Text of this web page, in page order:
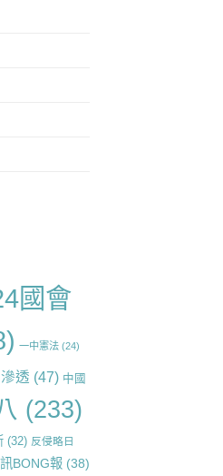
國會
一中憲法(24)
透 (47) 中國
(233)
(32) 反侵略日
BONG報(38)